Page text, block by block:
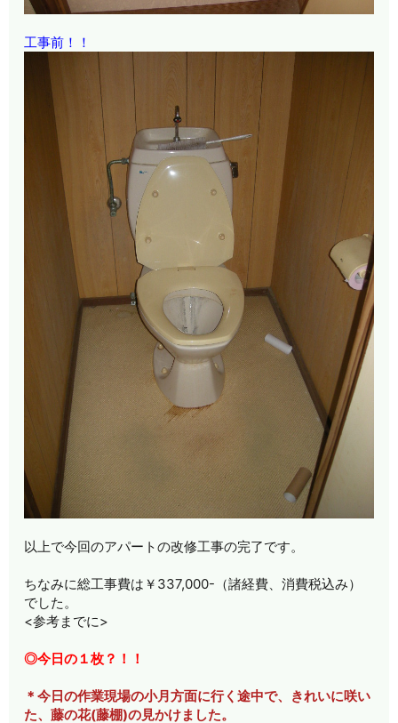
工事前！！
以上で今回のアパートの改修工事の完了です。
ちなみに総工事費は￥337,000-（諸経費、消費税込み）
でした。
<参考までに>
◎今日の１枚？！！
＊今日の作業現場の小月方面に行く途中で、きれいに咲い
た、藤の花(藤棚)の見かけました。